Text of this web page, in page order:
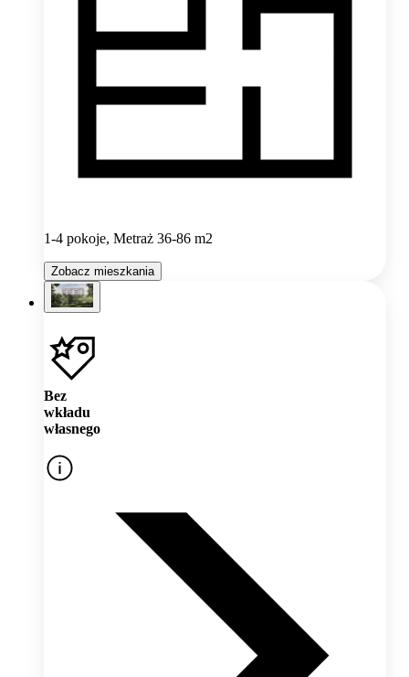
1-4 pokoje, Metraż 36-86 m2
Zobacz mieszkania
Bez
wkładu
własnego